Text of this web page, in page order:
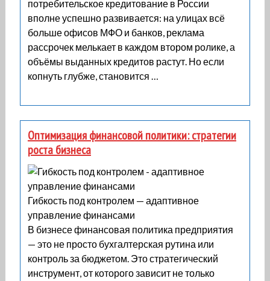
потребительское кредитование в России
вполне успешно развивается: на улицах всё
больше офисов МФО и банков, реклама
рассрочек мелькает в каждом втором ролике, а
объёмы выданных кредитов растут. Но если
копнуть глубже, становится …
Оптимизация финансовой политики: стратегии
роста бизнеса
Гибкость под контролем — адаптивное
управление финансами
В бизнесе финансовая политика предприятия
— это не просто бухгалтерская рутина или
контроль за бюджетом. Это стратегический
инструмент, от которого зависит не только